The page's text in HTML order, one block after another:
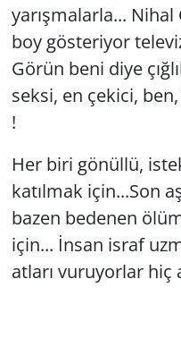
yarışmalarla... Nihal
boy gösteriyor
Görün beni diye
seksi, en çekici,
!
Her biri gönüllü,
katılmak için...Son
bazen bedenen
için... İnsan israf
atları vuruyorlar hiç